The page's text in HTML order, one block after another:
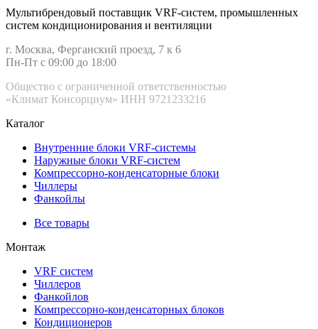
Мультибрендовый поставщик VRF-cистем, промышленных
систем кондиционирования и вентиляции
г. Москва, Ферганский проезд, 7 к 6
Пн-Пт с 09:00 до 18:00
Общество с ограниченной ответственностью
«Климат Консорциум» ИНН 9721233216
Каталог
Внутренние блоки VRF-cистемы
Наружные блоки VRF-cистем
Компрессорно-конденсаторные блоки
Чиллеры
Фанкойлы
Все товары
Монтаж
VRF систем
Чиллеров
Фанкойлов
Компрессорно-конденсаторных блоков
Кондиционеров